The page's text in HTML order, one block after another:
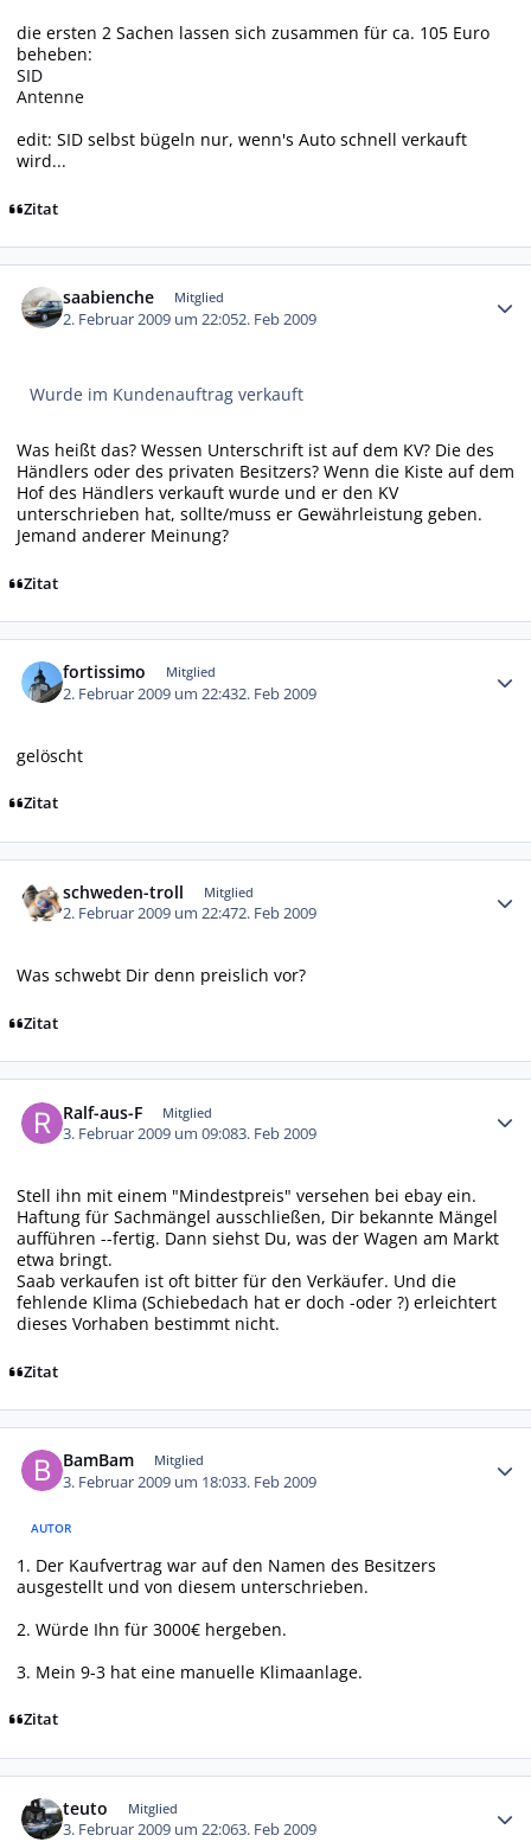
die ersten 2 Sachen lassen sich zusammen für ca. 105 Euro
beheben:
SID
Antenne
edit: SID selbst bügeln nur, wenn's Auto schnell verkauft
wird...
Zitat
saabienche Mitglied
2. Februar 2009 um 22:052. Feb 2009
Wurde im Kundenauftrag verkauft
Was heißt das? Wessen Unterschrift ist auf dem KV? Die des
Händlers oder des privaten Besitzers? Wenn die Kiste auf dem
Hof des Händlers verkauft wurde und er den KV
unterschrieben hat, sollte/muss er Gewährleistung geben.
Jemand anderer Meinung?
Zitat
fortissimo Mitglied
2. Februar 2009 um 22:432. Feb 2009
gelöscht
Zitat
schweden-troll Mitglied
2. Februar 2009 um 22:472. Feb 2009
Was schwebt Dir denn preislich vor?
Zitat
Ralf-aus-F Mitglied
3. Februar 2009 um 09:083. Feb 2009
Stell ihn mit einem "Mindestpreis" versehen bei ebay ein.
Haftung für Sachmängel ausschließen, Dir bekannte Mängel
aufführen --fertig. Dann siehst Du, was der Wagen am Markt
etwa bringt.
Saab verkaufen ist oft bitter für den Verkäufer. Und die
fehlende Klima (Schiebedach hat er doch -oder ?) erleichtert
dieses Vorhaben bestimmt nicht.
Zitat
BamBam Mitglied
3. Februar 2009 um 18:033. Feb 2009
AUTOR
1. Der Kaufvertrag war auf den Namen des Besitzers
ausgestellt und von diesem unterschrieben.
2. Würde Ihn für 3000€ hergeben.
3. Mein 9-3 hat eine manuelle Klimaanlage.
Zitat
teuto Mitglied
3. Februar 2009 um 22:063. Feb 2009